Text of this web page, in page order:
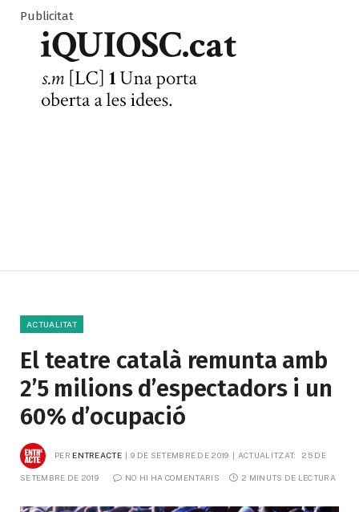
Publicitat
ACTUALITAT
El teatre català remunta amb
2’5 milions d’espectadors i un
60% d’ocupació
PER ENTREACTE 9 DE SETEMBRE DE 2019 ACTUALITZAT: 25 DE
SETEMBRE DE 2019 NO HI HA COMENTARIS 2 MINUTS DE LECTURA